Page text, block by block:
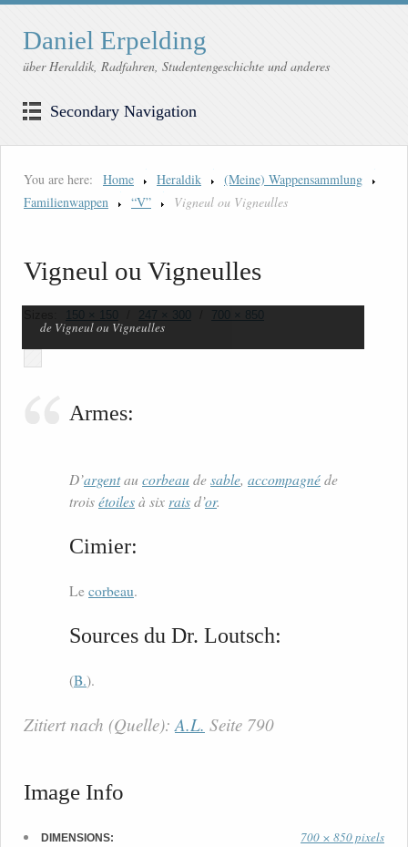
Daniel Erpelding
über Heraldik, Radfahren, Studentengeschichte und anderes
Secondary Navigation
You are here: Home Heraldik
(Meine) Wappensammlung
Familienwappen
“V” Vigneul ou Vigneulles
Vigneul ou Vigneulles
150 × 150 247 × 300 700 × 850
de Vigneul ou Vigneulles
Armes:
D’argentau corbeau desable, accompagnéde
troisétoilesà sixraisd’or.
Cimier:
Le corbeau.
Sources du Dr. Loutsch:
(B.).
Zitiert nach (Quelle):A.L. Seite 790
Image Info
DIMENSIONS: 700 × 850 pixels